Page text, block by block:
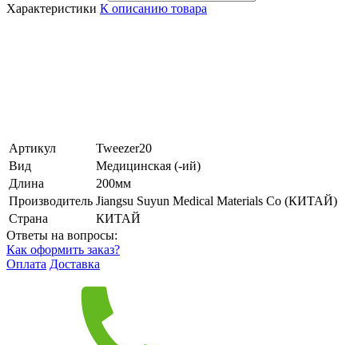
Характеристики К описанию товара
Артикул
Tweezer20
Вид
Медицинская (-ий)
Длина
200мм
Производитель Jiangsu Suyun Medical Materials Co (КИТАЙ)
Страна
КИТАЙ
Ответы на вопросы:
Как оформить заказ?
Оплата Доставка